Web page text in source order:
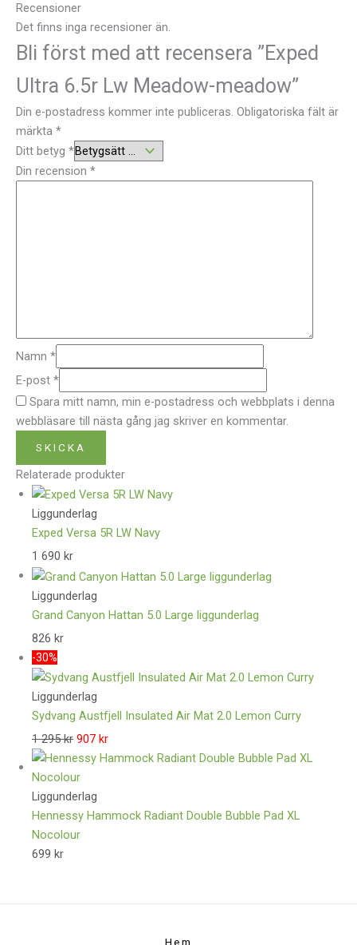
Recensioner
Det finns inga recensioner än.
Bli först med att recensera ”Exped
Ultra 6.5r Lw Meadow-meadow”
Din e-postadress kommer inte publiceras. Obligatoriska fält är
märkta *
Ditt betyg *
Din recension *
Namn *
E-post *
Spara mitt namn, min e-postadress och webbplats i denna
webbläsare till nästa gång jag skriver en kommentar.
Relaterade produkter
Liggunderlag
Exped Versa 5R LW Navy
1 690 kr
Liggunderlag
Grand Canyon Hattan 5.0 Large liggunderlag
826 kr
-30%
Liggunderlag
Sydvang Austfjell Insulated Air Mat 2.0 Lemon Curry
1 295kr 907 kr
Liggunderlag
Hennessy Hammock Radiant Double Bubble Pad XL
Nocolour
699 kr
Hem